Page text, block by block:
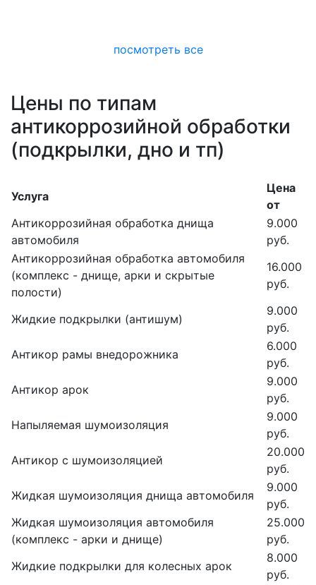
посмотреть все
Цены по типам
антикоррозийной обработки
(подкрылки, дно и тп)
Услуга
Цена
от
Антикоррозийная обработка днища
автомобиля
9.000
руб.
Антикоррозийная обработка автомобиля
(комплекс - днище, арки и скрытые
полости)
16.000
руб.
Жидкие подкрылки (антишум)
9.000
руб.
Антикор рамы внедорожника
6.000
руб.
Антикор арок
9.000
руб.
Напыляемая шумоизоляция
9.000
руб.
Антикор с шумоизоляцией
20.000
руб.
Жидкая шумоизоляция днища автомобиля
9.000
руб.
Жидкая шумоизоляция автомобиля
(комплекс - арки и днище)
25.000
руб.
Жидкие подкрылки для колесных арок
8.000
руб.